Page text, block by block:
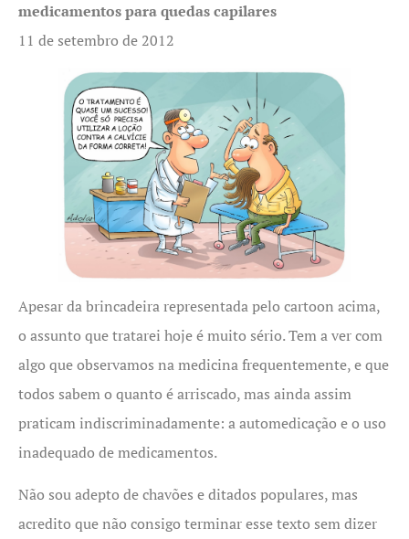
medicamentos para quedas capilares
11 de setembro de 2012
Apesar da brincadeira representada pelo cartoon acima,
o assunto que tratarei hoje é muito sério. Tem a ver com
algo que observamos na medicina frequentemente, e que
todos sabem o quanto é arriscado, mas ainda assim
praticam indiscriminadamente: a automedicação e o uso
inadequado de medicamentos.
Não sou adepto de chavões e ditados populares, mas
acredito que não consigo terminar esse texto sem dizer